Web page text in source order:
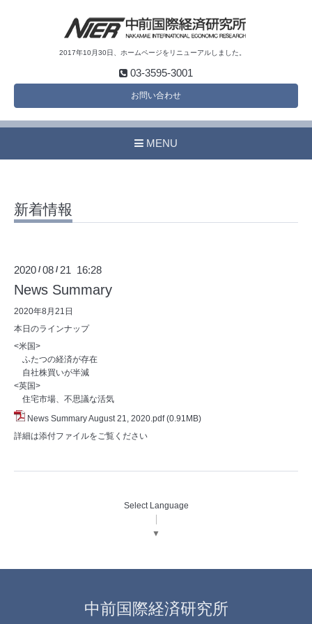
2017年10月30日、ホームページをリニューアルしました。
03-3595-3001
お問い合わせ
MENU
新着情報
2020 /08 / 21 16:28
News Summary
2020年8月21日
本日のラインナップ
<米国>
ふたつの経済が存在
自社株買いが半減
<英国>
住宅市場、不思議な活気
News Summary August 21, 2020.pdf (0.91MB)
詳細は添付ファイルをご覧ください
Select Language
▼
中前国際経済研究所